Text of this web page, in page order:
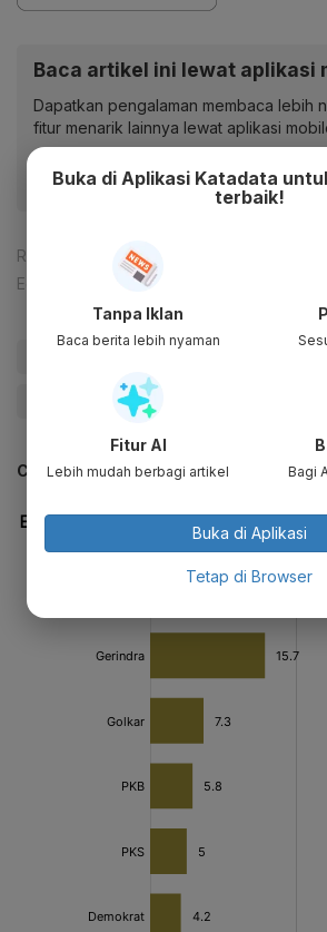
Baca artikel ini lewat aplikasi
Dapatkan pengalaman membaca lebih
fitur menarik lainnya lewat aplikasi
Reporter:
Ade Rosman
Editor:
Ira Guslina Sufa
#Pilpres 2024
CEK JUGA DATA INI
Buka di Aplikasi Katadata
terbaik!
Tanpa Iklan
Baca berita lebih nyaman
Fitur AI
Lebih mudah berbagi artikel Bagi
Buka di Aplikasi
Tetap di Browser